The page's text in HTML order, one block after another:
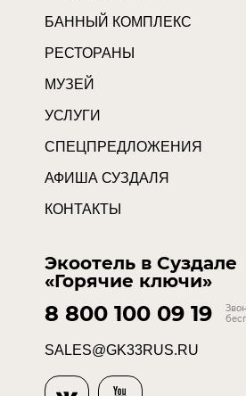
БАННЫЙ КОМПЛЕКС
РЕСТОРАНЫ
МУЗЕЙ
УСЛУГИ
СПЕЦПРЕДЛОЖЕНИЯ
АФИША СУЗДАЛЯ
КОНТАКТЫ
Экоотель в Суздале
«Горячие ключи»
8 800 100 09 19
SALES@GK33RUS.RU